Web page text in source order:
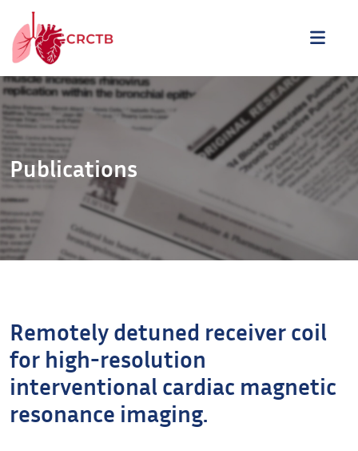
Aller au contenu
Publications
Remotely detuned receiver coil
for high-resolution
interventional cardiac magnetic
resonance imaging.